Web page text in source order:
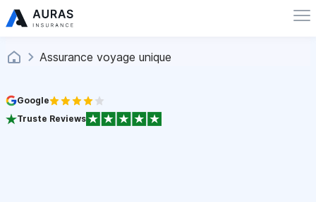
Assurance voyage unique
Google
Truste Reviews